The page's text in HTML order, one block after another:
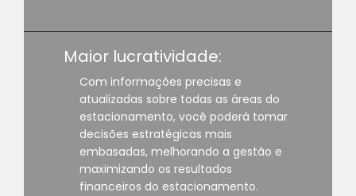
Maior lucratividade:
Com informações precisas e
atualizadas sobre todas as áreas do
estacionamento, você poderá tomar
decisões estratégicas mais
embasadas, melhorando a gestão e
maximizando os resultados
financeiros do estacionamento.